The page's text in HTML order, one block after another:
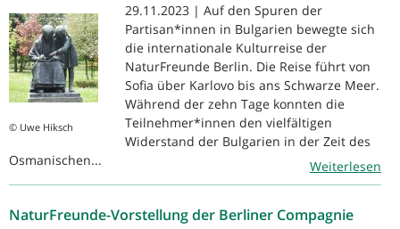
© Uwe Hiksch
29.11.2023 | Auf den Spuren der
Partisan*innen in Bulgarien bewegte sich
die internationale Kulturreise der
NaturFreunde Berlin. Die Reise führt von
Sofia über Karlovo bis ans Schwarze Meer.
Während der zehn Tage konnten die
Teilnehmer*innen den vielfältigen
Widerstand der Bulgarien in der Zeit des
Osmanischen...
Weiterlesen
NaturFreunde-Vorstellung der Berliner Compagnie